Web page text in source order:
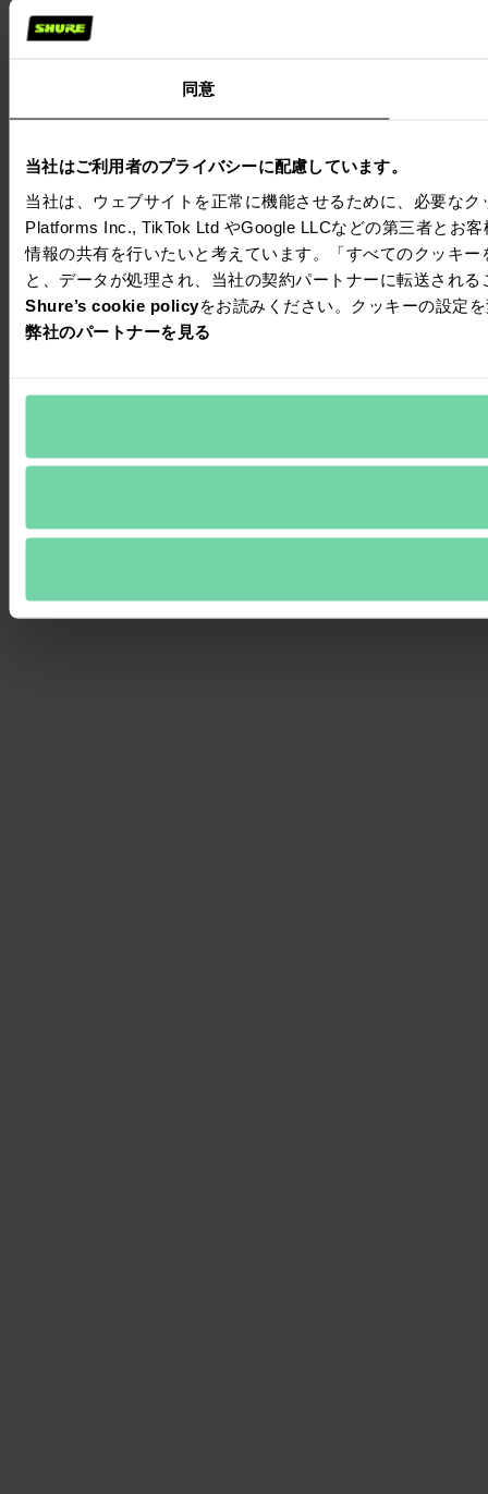
同意
当社はご利用者のプライバシーに配慮しています。
当社は、ウェブサイトを正常に機能させるために、必要な
Platforms Inc., TikTok Ltd やGoogle LLCなどの第三者とお
情報の共有を行いたいと考えています。「すべてのクッキ
と、データが処理され、当社の契約パートナーに転送され
Shure’s cookie policyをお読みください。クッキーの設定
弊社のパートナーを見る